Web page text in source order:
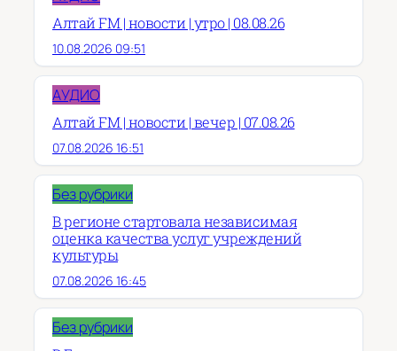
Алтай FM | новости | утро | 08.08.26
10.08.2026 09:51
АУДИО
Алтай FM | новости | вечер | 07.08.26
07.08.2026 16:51
Без рубрики
В регионе стартовала независимая
оценка качества услуг учреждений
культуры
07.08.2026 16:45
Без рубрики